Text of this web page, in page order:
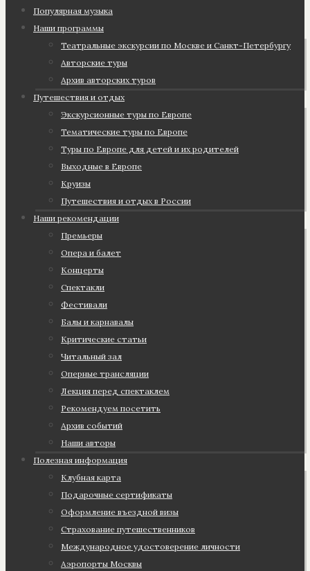
Популярная музыка
Наши программы
Театральные экскурсии по Москве и Санкт-Петербургу
Авторские туры
Архив авторских туров
Путешествия и отдых
Экскурсионные туры по Европе
Тематические туры по Европе
Туры по Европе для детей и их родителей
Выходные в Европе
Круизы
Путешествия и отдых в России
Наши рекомендации
Премьеры
Опера и балет
Концерты
Спектакли
Фестивали
Балы и карнавалы
Критические статьи
Читальный зал
Оперные трансляции
Лекция перед спектаклем
Рекомендуем посетить
Архив событий
Наши авторы
Полезная информация
Клубная карта
Подарочные сертификаты
Оформление въездной визы
Страхование путешественников
Международное удостоверение личности
Аэропорты Москвы